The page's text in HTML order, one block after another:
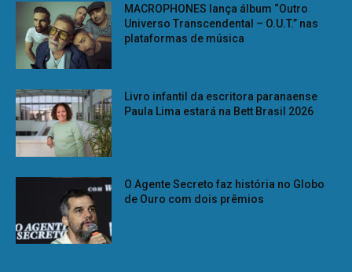
MACROPHONES lança álbum “Outro
Universo Transcendental – O.U.T.” nas
plataformas de música
Livro infantil da escritora paranaense
Paula Lima estará na Bett Brasil 2026
O Agente Secreto faz história no Globo
de Ouro com dois prêmios